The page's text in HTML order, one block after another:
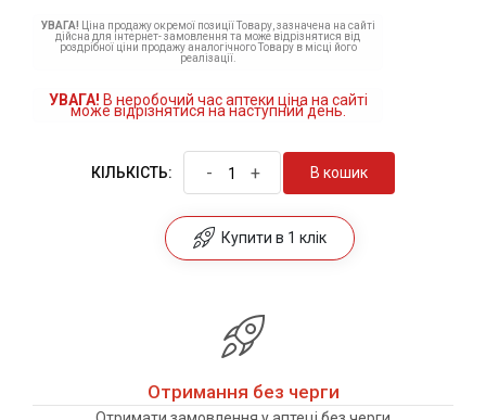
УВАГА! Ціна продажу окремої позиції Товару, зазначена на сайті
дійсна для інтернет- замовлення та може відрізнятися від
роздрібної ціни продажу аналогічного Товару в місці його
реалізації.
УВАГА! В неробочий час аптеки ціна на сайті
може відрізнятися на наступний день.
КІЛЬКІСТЬ: - + В кошик
Купити в 1 клік
Отримання без черги